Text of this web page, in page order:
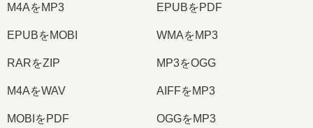
M4AをMP3 EPUBをPDF
EPUBをMOBI WMAをMP3
RARをZIP MP3をOGG
M4AをWAV AIFFをMP3
MOBIをPDF OGGをMP3